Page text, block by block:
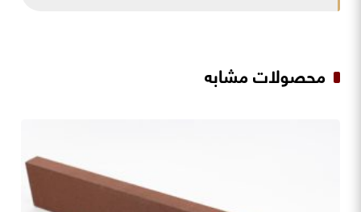
محصولات مشابه